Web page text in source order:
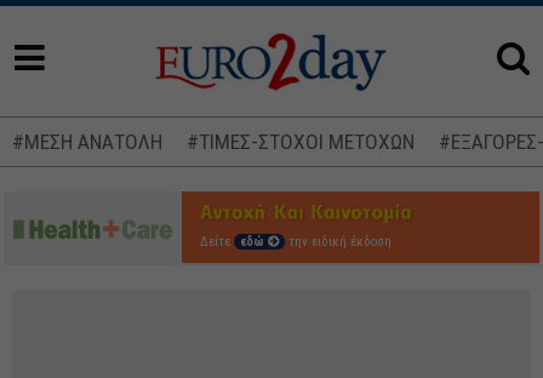
#ΜΕΣΗ ΑΝΑΤΟΛΗ #ΤΙΜΕΣ-ΣΤΟΧΟΙ ΜΕΤΟΧΩΝ
Δείτε εδώ την ειδική έκδοση